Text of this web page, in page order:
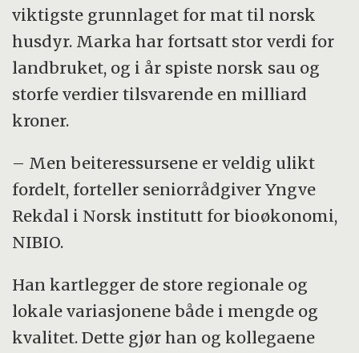
viktigste grunnlaget for mat til norsk
husdyr. Marka har fortsatt stor verdi for
landbruket, og i år spiste norsk sau og
storfe verdier tilsvarende en milliard
kroner.
– Men beiteressursene er veldig ulikt
fordelt, forteller seniorrådgiver Yngve
Rekdal i Norsk institutt for bioøkonomi,
NIBIO.
Han kartlegger de store regionale og
lokale variasjonene både i mengde og
kvalitet. Dette gjør han og kollegaene